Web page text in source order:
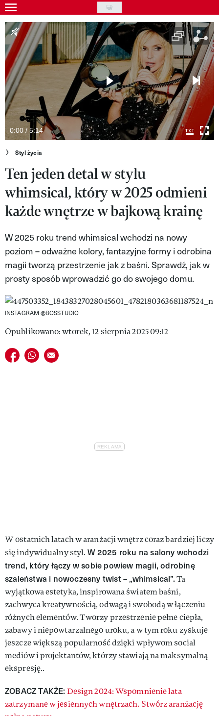
Skip
to
main
content
Gwiazdy
Ludzie
Moda
Uroda
Styl życia
Kultura
Wideo
Nasze akcje
VIVA!ART
VIVA!MODA
VIVA!MAN
VIVA!PEOPLE POWER
MAGAZYN VIVA!
0:00 / 5:14
Styl życia
Ten jeden detal w stylu
whimsical, który w 2025 odmieni
każde wnętrze w bajkową krainę
W 2025 roku trend whimsical wchodzi na nowy
poziom – odważne kolory, fantazyjne formy i odrobina
magii tworzą przestrzenie jak z baśni. Sprawdź, jak w
prosty sposób wprowadzić go do swojego domu.
INSTAGRAM @BOSSTUDIO
Opublikowano: wtorek, 12 sierpnia 2025 09:12
Udostępnij na facebook
Udostępnij na whatsapp
E-mail do przyjaciela
W ostatnich latach w aranżacji wnętrz coraz bardziej liczy
się indywidualny styl. W 2025 roku na salony wchodzi
trend, który łączy w sobie powiew magii, odrobinę
szaleństwa i nowoczesny twist – „whimsical”.Ta
wyjątkowa estetyka, inspirowana światem baśni,
zachwyca kreatywnością, odwagą i swobodą w łączeniu
różnych elementów. Tworzy przestrzenie pełne ciepła,
zabawy i niepowtarzalnego uroku, a w tym roku zyskuje
jeszcze większą popularność dzięki wpływom social
mediów i projektantów, którzy stawiają na maksymalną
ekspresję..
ZOBACZ TAKŻE: Design 2024: Wspomnienie lata
zatrzymane w jesiennych wnętrzach. Stwórz aranżację